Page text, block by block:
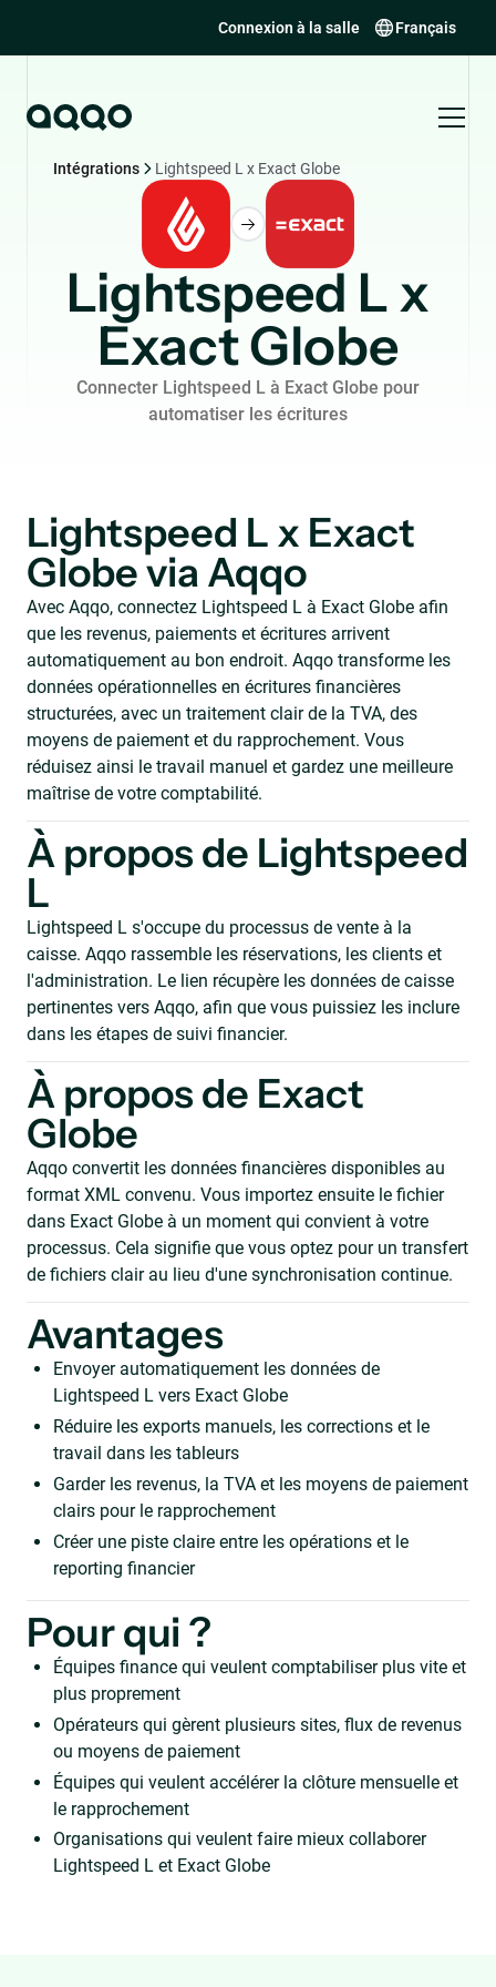
Connexion à la salle Français
Intégrations Lightspeed L x Exact Globe
Lightspeed L x
Exact Globe
Connecter Lightspeed L à Exact Globe pour
automatiser les écritures
Lightspeed L x Exact
Globe via Aqqo
Avec Aqqo, connectez Lightspeed L à Exact Globe afin
que les revenus, paiements et écritures arrivent
automatiquement au bon endroit. Aqqo transforme les
données opérationnelles en écritures financières
structurées, avec un traitement clair de la TVA, des
moyens de paiement et du rapprochement. Vous
réduisez ainsi le travail manuel et gardez une meilleure
maîtrise de votre comptabilité.
À propos de Lightspeed
L
Lightspeed L s'occupe du processus de vente à la
caisse. Aqqo rassemble les réservations, les clients et
l'administration. Le lien récupère les données de caisse
pertinentes vers Aqqo, afin que vous puissiez les inclure
dans les étapes de suivi financier.
À propos de Exact
Globe
Aqqo convertit les données financières disponibles au
format XML convenu. Vous importez ensuite le fichier
dans Exact Globe à un moment qui convient à votre
processus. Cela signifie que vous optez pour un transfert
de fichiers clair au lieu d'une synchronisation continue.
Avantages
Envoyer automatiquement les données de
Lightspeed L vers Exact Globe
Réduire les exports manuels, les corrections et le
travail dans les tableurs
Garder les revenus, la TVA et les moyens de paiement
clairs pour le rapprochement
Créer une piste claire entre les opérations et le
reporting financier
Pour qui ?
Équipes finance qui veulent comptabiliser plus vite et
plus proprement
Opérateurs qui gèrent plusieurs sites, flux de revenus
ou moyens de paiement
Équipes qui veulent accélérer la clôture mensuelle et
le rapprochement
Organisations qui veulent faire mieux collaborer
Lightspeed L et Exact Globe